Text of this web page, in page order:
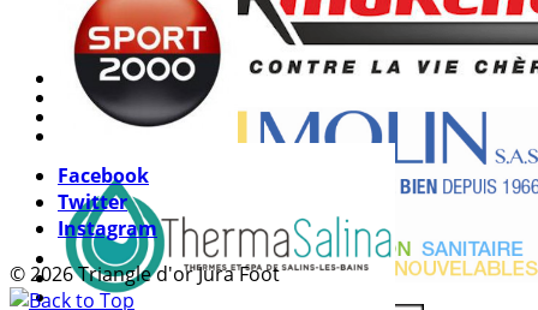
Facebook
Twitter
Instagram
© 2026 Triangle d'or Jura Foot